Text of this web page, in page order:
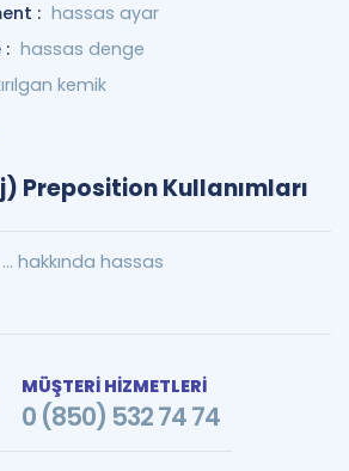
: hassas ayar
: hassas denge
kemik
Preposition Kullanımları
... hakkında hassas
MÜŞTERİ HİZMETLERİ
0 (850) 532 74 74